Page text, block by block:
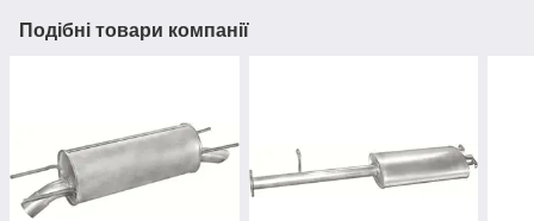
Подібні товари компанії